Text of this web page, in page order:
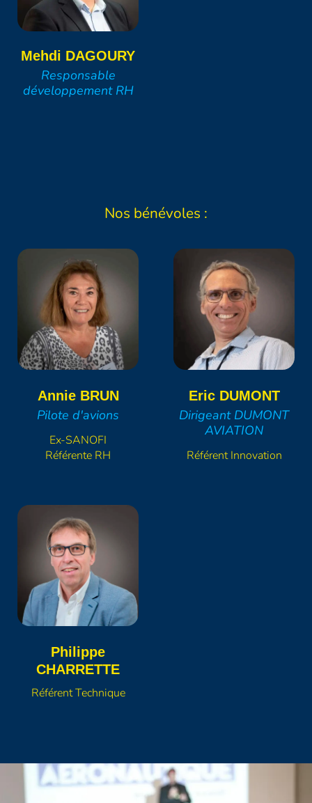
Mehdi DAGOURY
Responsable
développement RH
Nos bénévoles :
AnnieBRUN
Pilote d'avions
Ex-SANOFI
Référente RH
EricDUMONT
Dirigeant DUMONT
AVIATION
Référent Innovation
Philippe
CHARRETTE
Référent Technique